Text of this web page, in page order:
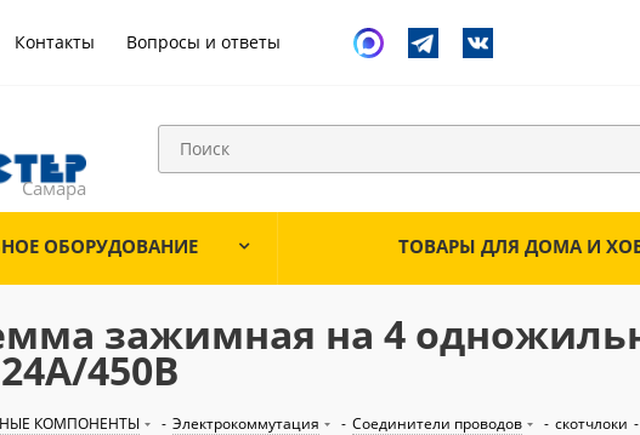
Контакты Вопросы и ответы
ОБОРУДОВАНИЕ ТОВАРЫ ДЛЯ ДОМА И
зажимная на 4
450В
КОМПОНЕНТЫ - Электрокоммутация - Соединители проводов - скотчлоки -